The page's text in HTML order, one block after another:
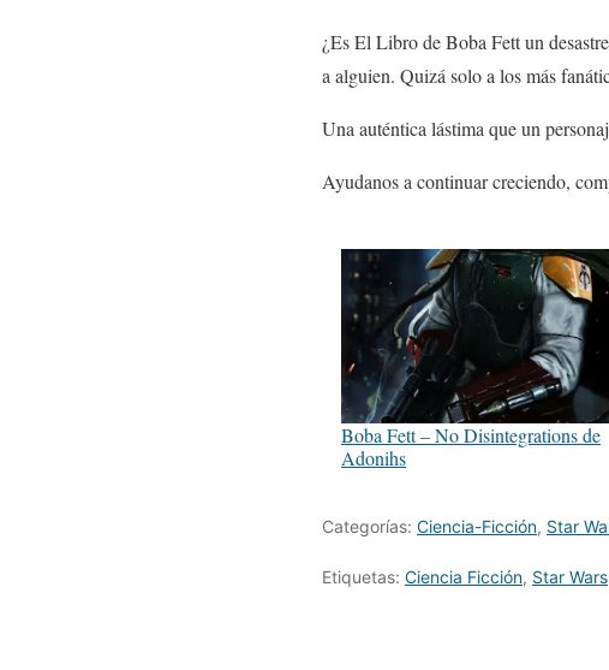
¿Es El Libro de Boba Fett un
a alguien. Quizá solo a los más
Una auténtica lástima que un
Ayudanos a continuar creciendo,
Boba Fett – No Disintegrations de
Adonihs
Categorías: Ciencia-Ficción, Star
Etiquetas: Ciencia Ficción, Star Wars